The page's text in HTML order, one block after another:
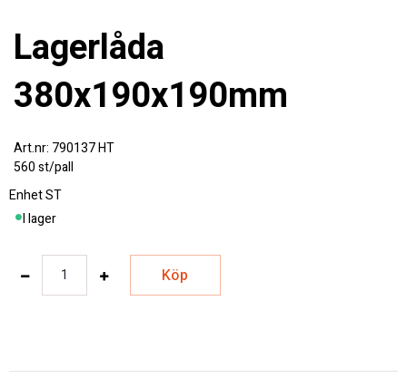
Lagerlåda
380x190x190mm
790137 HT
560 st/pall
EnhetST
I lager
Köp